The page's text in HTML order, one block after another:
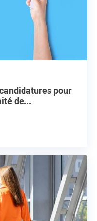
pour
de...